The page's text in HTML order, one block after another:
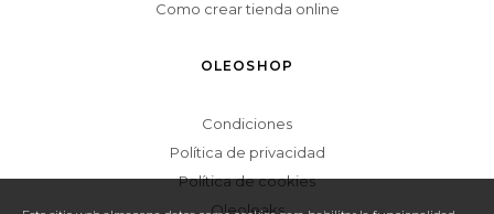
Como crear tienda online
OLEOSHOP
Condiciones
Política de privacidad
Política de cookies
Oleoleaks